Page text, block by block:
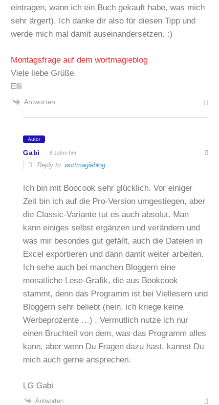
eintragen, wann ich ein Buch gekauft habe, was mich
sehr ärgert). Ich danke dir also für diesen Tipp und
werde mich mal damit auseinandersetzen. :)
Montagsfrage auf dem wortmagieblog
Viele liebe Grüße,
Elli
Antworten
Autor
Gabi 8 Jahre her
Reply towortmagieblog
Ich bin mit Boocook sehr glücklich. Vor einiger
Zeit bin ich auf die Pro-Version umgestiegen, aber
die Classic-Variante tut es auch absolut. Man
kann einiges selbst ergänzen und verändern und
was mir besondes gut gefällt, auch die Dateien in
Excel exportieren und dann damit weiter arbeiten.
Ich sehe auch bei manchen Bloggern eine
monatliche Lese-Grafik, die aus Bookcook
stammt, denn das Programm ist bei Viellesern und
Bloggern sehr beliebt (nein, ich kriege keine
Werbeprozente …) . Vermutlich nutze ich nur
einen Bruchteil von dem, was das Programm alles
kann, aber wenn Du Fragen dazu hast, kannst Du
mich auch gerne ansprechen.
LG Gabi
Antworten